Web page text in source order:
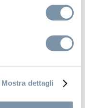
Mostra dettagli
in
KT074 A